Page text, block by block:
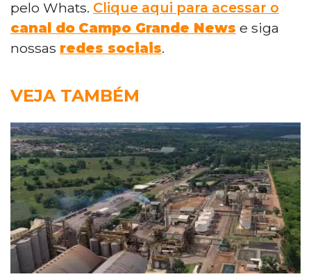
pelo Whats. Clique aqui para acessar o
canal do Campo Grande News e siga
nossas redes sociais.
VEJA TAMBÉM